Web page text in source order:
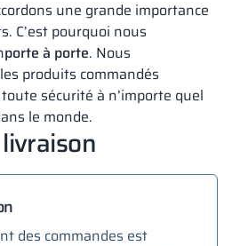
une grande importance
C’est pourquoi nous
porte à porte. Nous
produits commandés
sécurité à n’importe quel
le monde.
des commandes est